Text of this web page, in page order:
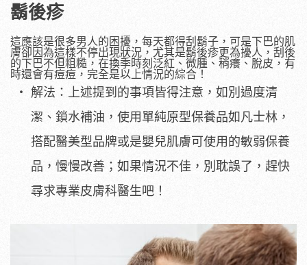
鬍後疹
這應該是很多男人的困擾，每天都得刮鬍子，可是下巴的肌
膚卻因為這樣不停出現狀況，尤其是鬍後疹更為擾人，刮後
的下巴不但粗糙，在換季時刻泛紅、微腫、稍癢、脫皮，有
時還會有痘痘，完全是以上情況的綜合！
解法：上述提到的事項皆得注意，如別過度清
潔、鎖水補油，使用單純原型保養品如凡士林，
搭配醫美型品牌或是嬰兒肌膚可使用的敏弱保養
品，慢慢改善；如果情況不佳，別耽誤了，趕快
尋求專業皮膚科醫生吧！